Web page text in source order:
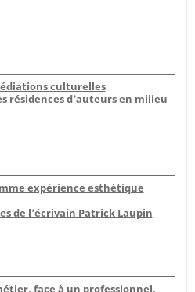
culturelles
résidences d’auteurs en milieu
expérience esthétique
de l’écrivain Patrick Laupin
face à un professionnel,